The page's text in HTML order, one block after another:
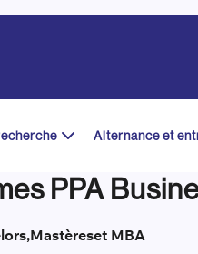
Alternance et
PPA
,Mastèreset MBA